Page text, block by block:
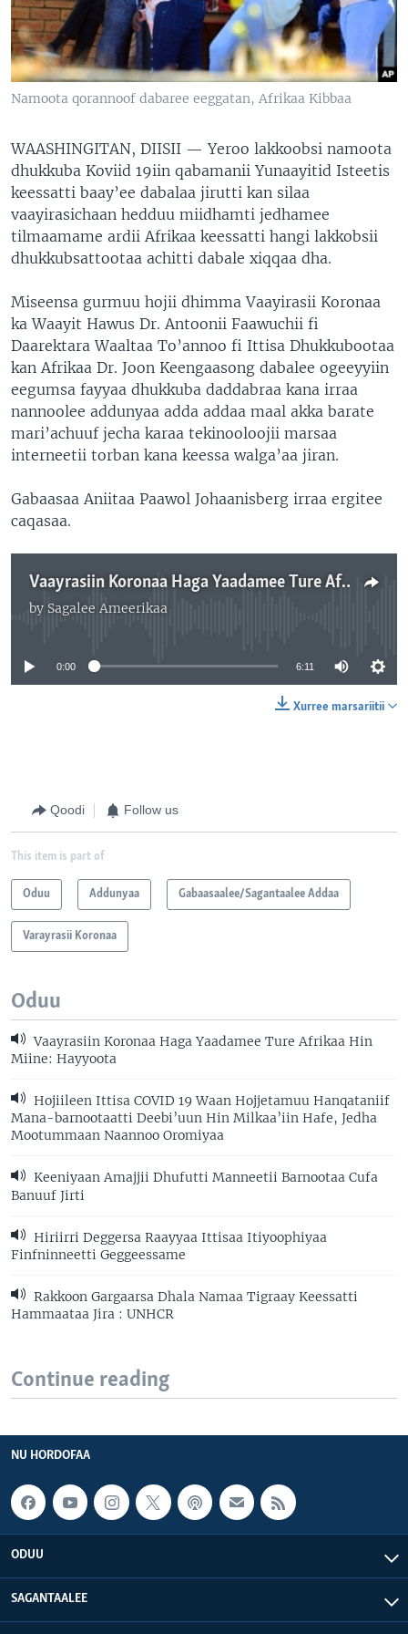
Namoota qorannoof dabaree eeggatan, Afrikaa Kibbaa
WAASHINGITAN, DIISII —Yeroo lakkoobsi namoota
dhukkuba Koviid 19iin qabamanii Yunaayitid Isteetis
keessatti baay’ee dabalaa jirutti kan silaa
vaayirasichaan hedduu miidhamti jedhamee
tilmaamame ardii Afrikaa keessatti hangi lakkobsii
dhukkubsattootaa achitti dabale xiqqaa dha.
Miseensa gurmuu hojii dhimma Vaayirasii Koronaa
ka Waayit Hawus Dr. Antoonii Faawuchii fi
Daarektara Waaltaa To’annoo fi Ittisa Dhukkubootaa
kan Afrikaa Dr. Joon Keengaasong dabalee ogeeyyiin
eegumsa fayyaa dhukkuba daddabraa kana irraa
nannoolee addunyaa adda addaa maal akka barate
mari’achuuf jecha karaa tekinooloojii marsaa
interneetii torban kana keessa walga’aa jiran.
Gabaasaa Aniitaa Paawol Johaanisberg irraa ergitee
caqasaa.
Vaayrasiin Koronaa Haga Yaadamee Ture Afrikaa Hin Miine: Hayyoota
by Sagalee Ameerikaa
No media source currently available
0:00 6:11
Xurree marsariitii
Qoodi Follow us
This item is part of
Oduu Addunyaa Gabaasaalee/Sagantaalee Addaa
Varayrasii Koronaa
Oduu
Vaayrasiin Koronaa Haga Yaadamee Ture Afrikaa Hin
Miine: Hayyoota
Hojiileen Ittisa COVID 19 Waan Hojjetamuu Hanqataniif
Mana-barnootaatti Deebi’uun Hin Milkaa’iin Hafe, Jedha
Mootummaan Naannoo Oromiyaa
Keeniyaan Amajjii Dhufutti Manneetii Barnootaa Cufa
Banuuf Jirti
Hiriirri Deggersa Raayyaa Ittisaa Itiyoophiyaa
Finfninneetti Geggeessame
Rakkoon Gargaarsa Dhala Namaa Tigraay Keessatti
Hammaataa Jira : UNHCR
Continue reading
NU HORDOFAA
ODUU
SAGANTAALEE